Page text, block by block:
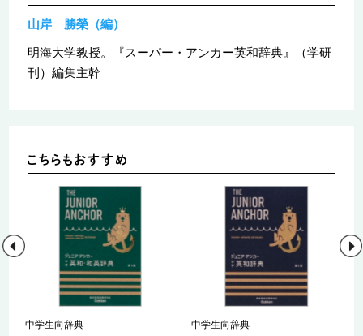
山岸 勝榮（編）
明海大学教授。『スーパー・アンカー英和辞典』（学研
刊）編集主幹
中学生向辞典 中学生向辞典